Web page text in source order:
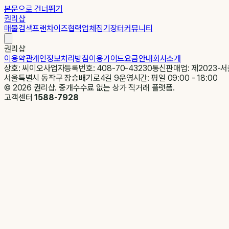
본문으로 건너뛰기
권리샵
매물검색프랜차이즈협력업체집기장터커뮤니티
권리샵
이용약관개인정보처리방침이용가이드요금안내회사소개
상호: 씨이오사업자등록번호: 408-70-43230통신판매업: 제2023-
서울특별시 동작구 장승배기로4길 9운영시간: 평일 09:00 - 18:00
© 2026 권리샵. 중개수수료 없는 상가 직거래 플랫폼.
고객센터1588-7928